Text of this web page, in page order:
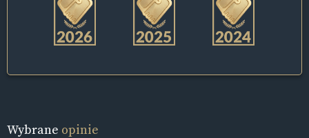
Wybrane opinie